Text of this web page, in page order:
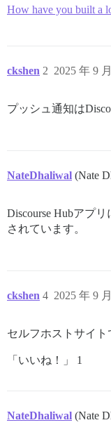
How have you built a
ckshen 2025 年 9
2
プッシュ通知は
NateDhaliwal (Nate
Discourse Hubアプ
されています。
ckshen 2025 年 9
4
セルフホストサイト
「いいね！」 1
NateDhaliwal (Nate